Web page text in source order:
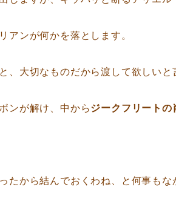
アンが何かを落とします。
、大切なものだから渡して欲しいと
ンが解け、中からジークフリートの
たから結んでおくわね、と何事も